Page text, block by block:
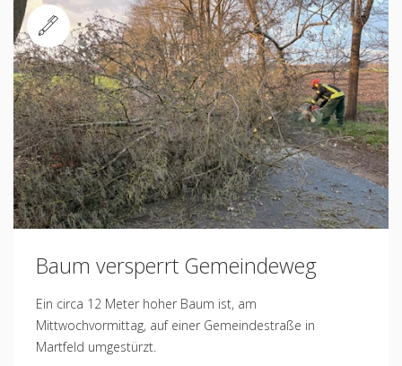
Standard
Baum versperrt Gemeindeweg
Ein circa 12 Meter hoher Baum ist, am
Mittwochvormittag, auf einer Gemeindestraße in
Martfeld umgestürzt.